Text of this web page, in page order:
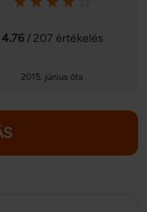
4.76/ 207 értékelés
2015. június óta